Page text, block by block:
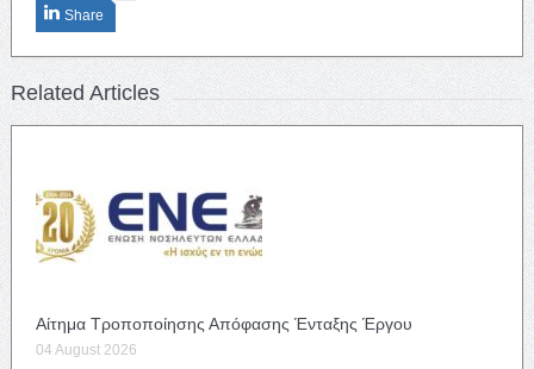
Share
Related Articles
Αίτημα Τροποποίησης Απόφασης Ένταξης Έργου
04 August 2026